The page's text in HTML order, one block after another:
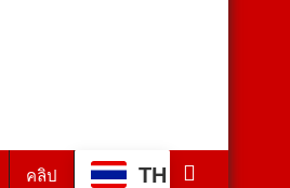
คลิป TH